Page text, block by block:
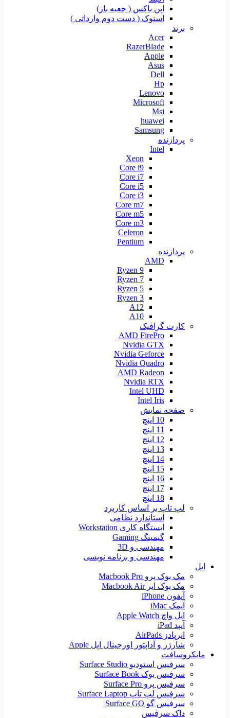
اپن باکس ( جعبه باز)
استوک ( دست دوم وارداتی )
برند
Acer
RazerBlade
Apple
Asus
Dell
Hp
Lenovo
Microsoft
Msi
huawei
Samsung
پردازنده
Intel
Xeon
Core i9
Core i7
Core i5
Core i3
Core m7
Core m5
Core m3
Celeron
Pentium
پردازنده
AMD
Ryzen 9
Ryzen 7
Ryzen 5
Ryzen 3
A12
A10
کارت گرافیک
AMD FirePro
Nvidia GTX
Nvidia Geforce
Nvidia Quadro
AMD Radeon
Nvidia RTX
Intel UHD
Intel Iris
صفحه نمایش
10 اینچ
11 اینچ
12 اینچ
13 اینچ
14 اینچ
15 اینچ
16 اینچ
17 اینچ
18 اینچ
لپ تاپ بر اساس کاربرد
استاندارد نظامی
ایستگاه کاری Workstation
گیمینگ Gaming
مهندسی و 3D
مهندسی و برنامه نویسی
اپل
مک بوک پرو Macbook Pro
مک بوک ایر Macbook Air
آیفون iPhone
آیمک iMac
اپل واچ Apple Watch
آیپد iPad
ایرپادز AirPads
شارژر و آداپتور اورجینال اپل Apple
مایکروسافت
سرفیس استودیو Surface Studio
سرفیس بوک Surface Book
سرفیس پرو Surface Pro
سرفیس لپ تاپ Surface Laptop
سرفیس گو Surface GO
داک سرفیس